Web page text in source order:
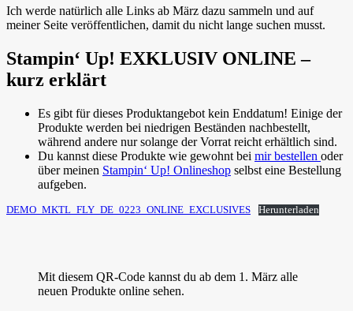
Ich werde natürlich alle Links ab März dazu sammeln und auf
meiner Seite veröffentlichen, damit du nicht lange suchen musst.
Stampin‘ Up! EXKLUSIV ONLINE –
kurz erklärt
Es gibt für dieses Produktangebot kein Enddatum! Einige der
Produkte werden bei niedrigen Beständen nachbestellt,
während andere nur solange der Vorrat reicht erhältlich sind.
Du kannst diese Produkte wie gewohnt bei mir bestellen oder
über meinen Stampin‘ Up! Onlineshop selbst eine Bestellung
aufgeben.
DEMO_MKTL_FLY_DE_0223_ONLINE_EXCLUSIVES Herunterladen
Mit diesem QR-Code kannst du ab dem 1. März alle
neuen Produkte online sehen.